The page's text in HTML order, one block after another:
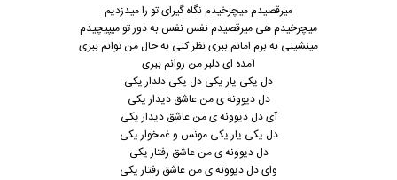
میرقصیدم میچرخیدم نگاه گیرای تو را میدزدیم
میچرخیدم هی میرقصیدم نفس نفس به دور تو میپیچیدم
مینشینی به برم امانم ببری نظر کنی به حال من توانم ببری
آمده ای دلبر من روانم ببری
دل یکی یار یکی دل یکی دلدار یکی
دل دیوونه ی من عاشق دیدار یکی
آی دل دیوونه ی من عاشق دیدار یکی
دل یکی یار یکی مونس و غمخوار یکی
دل دیوونه ی من عاشق رفتار یکی
وای دل دیوونه ی من عاشق رفتار یکی